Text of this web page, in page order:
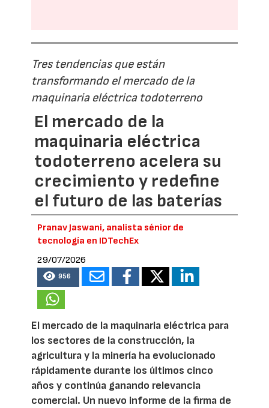
Tres tendencias que están
transformando el mercado de la
maquinaria eléctrica todoterreno
El mercado de la
maquinaria eléctrica
todoterreno acelera su
crecimiento y redefine
el futuro de las baterías
Pranav Jaswani, analista sénior de
tecnología en IDTechEx
29/07/2026
956
El mercado de la maquinaria eléctrica para
los sectores de la construcción, la
agricultura y la minería ha evolucionado
rápidamente durante los últimos cinco
años y continúa ganando relevancia
comercial. Un nuevo informe de la firma de